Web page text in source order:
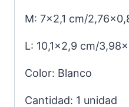
M: 7×2,1 cm/
L: 10,1×2,9 cm/
Color: Blanco
Cantidad: 1 unidad